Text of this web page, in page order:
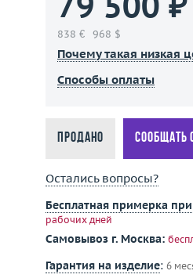
838 € 968 $
Почему такая низкая
Способы оплаты
Продано Сообщать
Остались вопросы?
Бесплатная примерка
рабочих дней
Самовывоз г. Москва:
Гарантия на изделие: 6